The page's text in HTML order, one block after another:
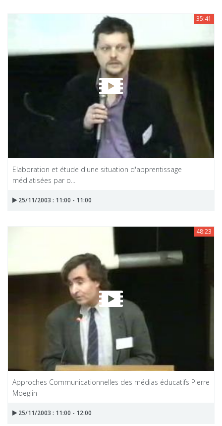
35:41
Elaboration et étude d'une situation d'apprentissage
médiatisées par o...
25/11/2003 : 11:00 - 11:00
48:23
Approches Communicationnelles des médias éducatifs Pierre
Moeglin
25/11/2003 : 11:00 - 12:00